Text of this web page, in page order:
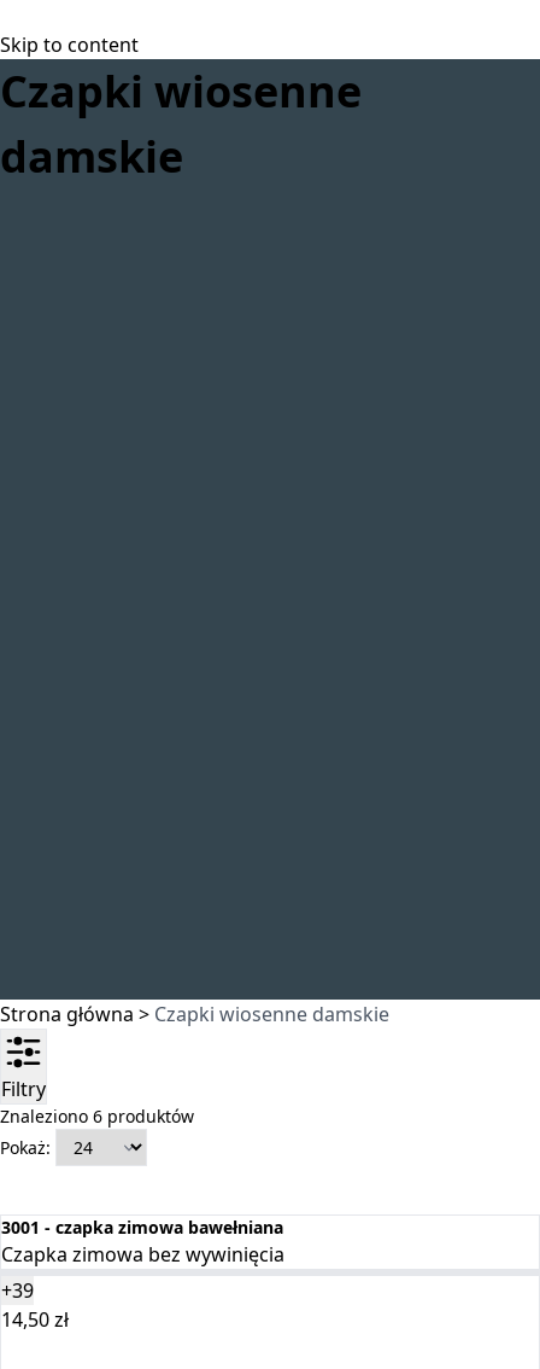
Skip to content
Czapki wiosenne
damskie
Strona główna > Czapki wiosenne damskie
Filtry
Znaleziono 6 produktów
Pokaż:
3001 - czapka zimowa bawełniana
Czapka zimowa bez wywinięcia
+39
14,50zł